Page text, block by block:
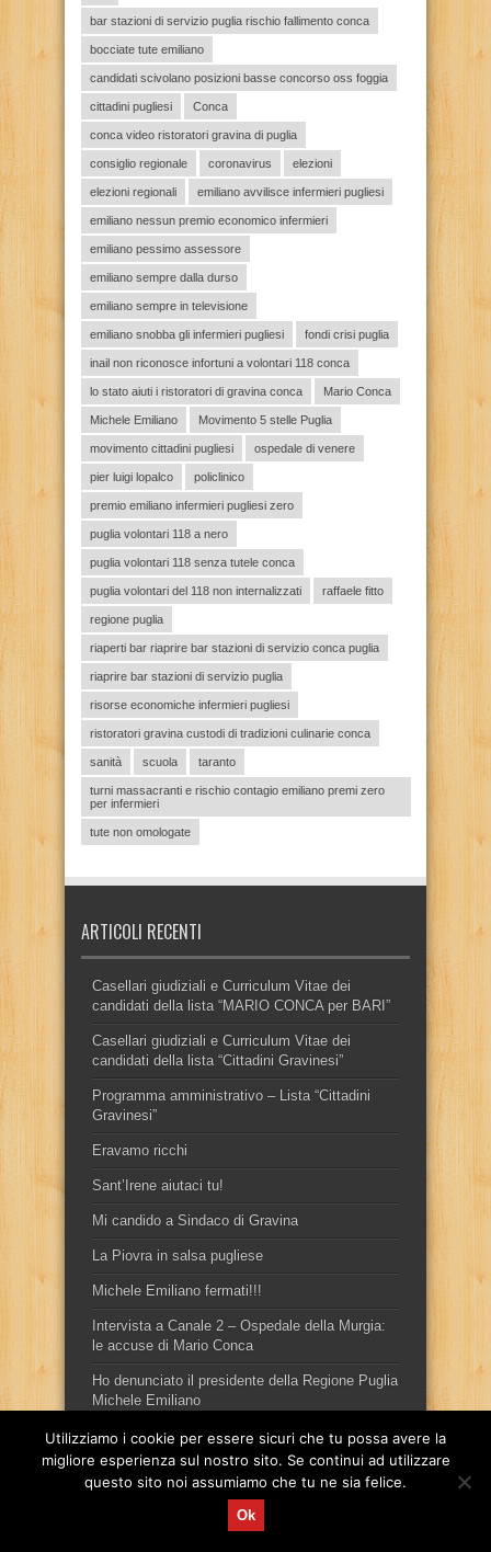
bar stazioni di servizio puglia rischio fallimento conca
bocciate tute emiliano
candidati scivolano posizioni basse concorso oss foggia
cittadini pugliesi Conca
conca video ristoratori gravina di puglia
consiglio regionale coronavirus elezioni
elezioni regionali emiliano avvilisce infermieri pugliesi
emiliano nessun premio economico infermieri
emiliano pessimo assessore
emiliano sempre dalla durso
emiliano sempre in televisione
emiliano snobba gli infermieri pugliesi fondi crisi puglia
inail non riconosce infortuni a volontari 118 conca
lo stato aiuti i ristoratori di gravina conca Mario Conca
Michele Emiliano Movimento 5 stelle Puglia
movimento cittadini pugliesi ospedale di venere
pier luigi lopalco policlinico
premio emiliano infermieri pugliesi zero
puglia volontari 118 a nero
puglia volontari 118 senza tutele conca
puglia volontari del 118 non internalizzati raffaele fitto
regione puglia
riaperti bar riaprire bar stazioni di servizio conca puglia
riaprire bar stazioni di servizio puglia
risorse economiche infermieri pugliesi
ristoratori gravina custodi di tradizioni culinarie conca
sanità scuola taranto
turni massacranti e rischio contagio emiliano premi zero
per infermieri
tute non omologate
ARTICOLI RECENTI
Casellari giudiziali e Curriculum Vitae dei
candidati della lista “MARIO CONCA per BARI”
Casellari giudiziali e Curriculum Vitae dei
candidati della lista “Cittadini Gravinesi”
Programma amministrativo – Lista “Cittadini
Gravinesi”
Eravamo ricchi
Sant’Irene aiutaci tu!
Mi candido a Sindaco di Gravina
La Piovra in salsa pugliese
Michele Emiliano fermati!!!
Intervista a Canale 2 – Ospedale della Murgia:
le accuse di Mario Conca
Ho denunciato il presidente della Regione Puglia
Michele Emiliano
Sito ufficiale del candidato sindaco, per la città di Gravina in
Utilizziamo i cookie per essere sicuri che tu possa avere la
migliore esperienza sul nostro sito. Se continui ad utilizzare
questo sito noi assumiamo che tu ne sia felice.
Ok